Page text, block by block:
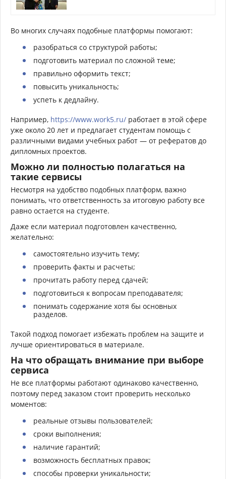
Во многих случаях подобные платформы помогают:
разобраться со структурой работы;
подготовить материал по сложной теме;
правильно оформить текст;
повысить уникальность;
успеть к дедлайну.
Например, https://www.work5.ru/ работает в этой сфере
уже около 20 лет и предлагает студентам помощь с
различными видами учебных работ — от рефератов до
дипломных проектов.
Можно ли полностью полагаться на
такие сервисы
Несмотря на удобство подобных платформ, важно
понимать, что ответственность за итоговую работу все
равно остается на студенте.
Даже если материал подготовлен качественно,
желательно:
самостоятельно изучить тему;
проверить факты и расчеты;
прочитать работу перед сдачей;
подготовиться к вопросам преподавателя;
понимать содержание хотя бы основных
разделов.
Такой подход помогает избежать проблем на защите и
лучше ориентироваться в материале.
На что обращать внимание при выборе
сервиса
Не все платформы работают одинаково качественно,
поэтому перед заказом стоит проверить несколько
моментов:
реальные отзывы пользователей;
сроки выполнения;
наличие гарантий;
возможность бесплатных правок;
способы проверки уникальности;